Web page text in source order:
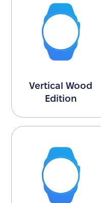
Vertical Wood
Edition